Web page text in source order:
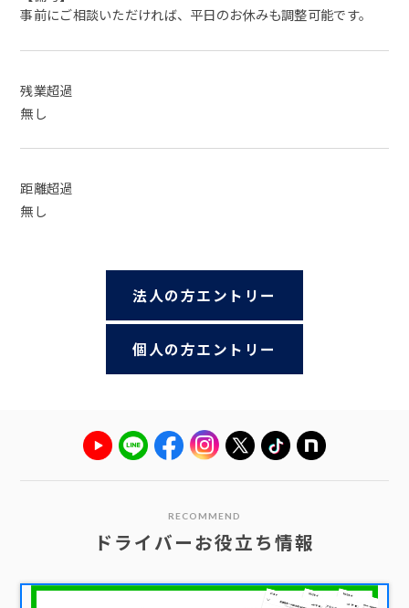
事前にご相談いただければ、平日のお休みも調整可能です。
残業超過
無し
距離超過
無し
法人の方エントリー
個人の方エントリー
RECOMMEND
ドライバーお役立ち情報